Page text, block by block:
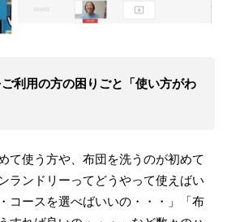
利用の方の困りごと「使い方がわ
て使う方や、布団を洗うのが初めて
ランドリーってどうやって使えばい
コースを選べばいいの・・・」「布